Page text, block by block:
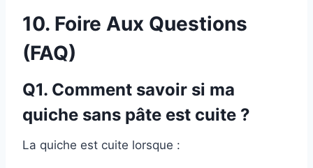
10. Foire Aux Questions
(FAQ)
Q1. Comment savoir si ma
quiche sans pâte est cuite ?
La quiche est cuite lorsque :